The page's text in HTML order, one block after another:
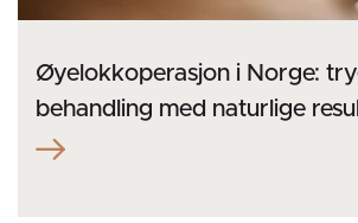
Øyelokkoperasjon i Norge:
behandling med naturlige